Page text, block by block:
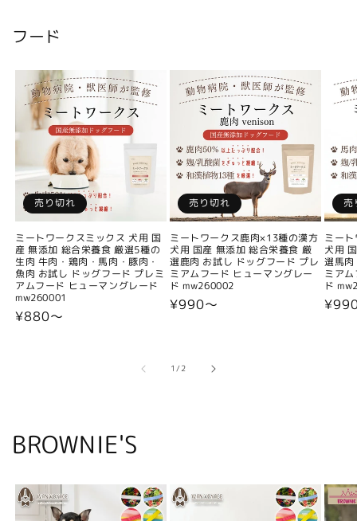
フード
売り切れ
ミートワークスミックス 犬用 国
産 無添加 総合栄養食 厳選5種の
生肉 牛肉・鶏肉・馬肉・豚肉・
魚肉 お試し ドッグフード プレミ
アムフード ヒューマングレード
mw260001
通
¥880〜
売り切れ
ミートワークス鹿肉×13種の漢方
犬用 国産 無添加 総合栄養食 厳
選鹿肉 お試し ドッグフード プレ
ミアムフード ヒューマングレー
ド mw260002
通
¥990〜
売
ミー
犬用
選馬
ミア
ド
通
1/の
2
BROWNIE'S